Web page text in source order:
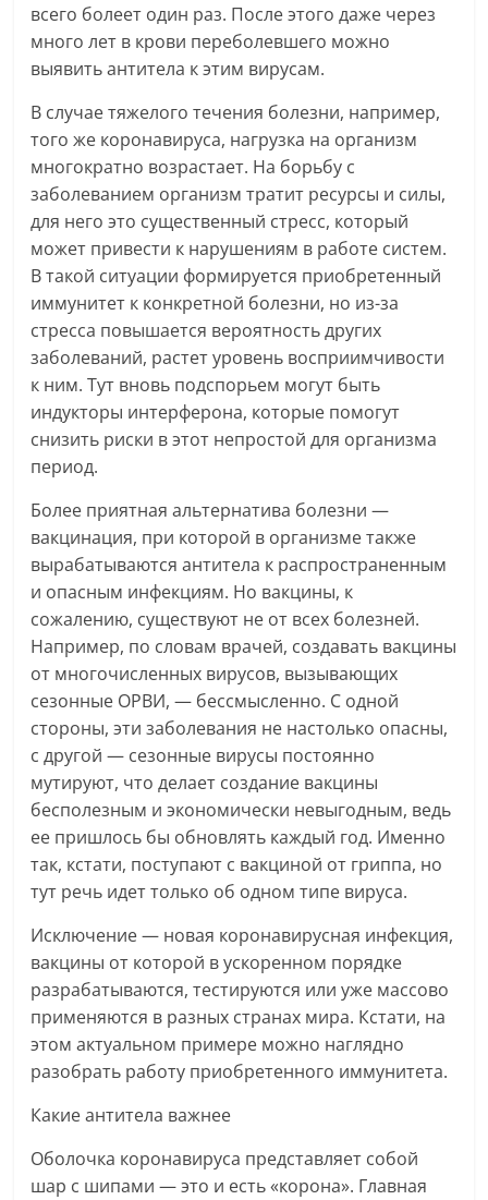
всего болеет один раз. После этого даже через
много лет в крови переболевшего можно
выявить антитела к этим вирусам.
В случае тяжелого течения болезни, например,
того же коронавируса, нагрузка на организм
многократно возрастает. На борьбу с
заболеванием организм тратит ресурсы и силы,
для него это существенный стресс, который
может привести к нарушениям в работе систем.
В такой ситуации формируется приобретенный
иммунитет к конкретной болезни, но из-за
стресса повышается вероятность других
заболеваний, растет уровень восприимчивости
к ним. Тут вновь подспорьем могут быть
индукторы интерферона, которые помогут
снизить риски в этот непростой для организма
период.
Более приятная альтернатива болезни —
вакцинация, при которой в организме также
вырабатываются антитела к распространенным
и опасным инфекциям. Но вакцины, к
сожалению, существуют не от всех болезней.
Например, по словам врачей, создавать вакцины
от многочисленных вирусов, вызывающих
сезонные ОРВИ, — бессмысленно. С одной
стороны, эти заболевания не настолько опасны,
с другой — сезонные вирусы постоянно
мутируют, что делает создание вакцины
бесполезным и экономически невыгодным, ведь
ее пришлось бы обновлять каждый год. Именно
так, кстати, поступают с вакциной от гриппа, но
тут речь идет только об одном типе вируса.
Исключение — новая коронавирусная инфекция,
вакцины от которой в ускоренном порядке
разрабатываются, тестируются или уже массово
применяются в разных странах мира. Кстати, на
этом актуальном примере можно наглядно
разобрать работу приобретенного иммунитета.
Какие антитела важнее
Оболочка коронавируса представляет собой
шар с шипами — это и есть «корона». Главная